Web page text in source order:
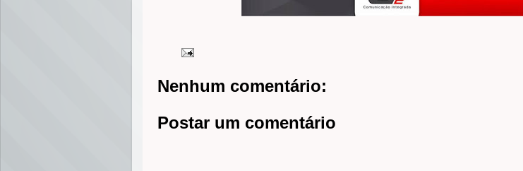
Nenhum comentário:
Postar um comentário